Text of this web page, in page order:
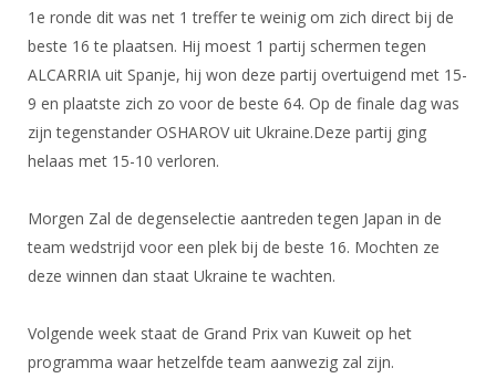
1e ronde dit was net 1 treffer te weinig om zich direct bij de
beste 16 te plaatsen. Hij moest 1 partij schermen tegen
ALCARRIA uit Spanje, hij won deze partij overtuigend met 15-
9 en plaatste zich zo voor de beste 64. Op de finale dag was
zijn tegenstander OSHAROV uit Ukraine.Deze partij ging
helaas met 15-10 verloren.
Morgen Zal de degenselectie aantreden tegen Japan in de
team wedstrijd voor een plek bij de beste 16. Mochten ze
deze winnen dan staat Ukraine te wachten.
Volgende week staat de Grand Prix van Kuweit op het
programma waar hetzelfde team aanwezig zal zijn.